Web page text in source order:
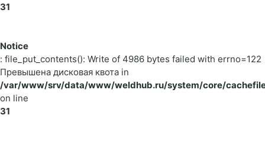
31
Notice
: file_put_contents(): Write of 4986 bytes failed with errno=122
Превышена дисковая квота in
/var/www/srv/data/www/weldhub.ru/system/core/
on line
31